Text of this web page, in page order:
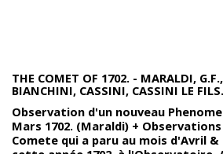
THE COMET OF 1702. - MARALDI,
BIANCHINI, CASSINI, CASSINI LE FILS.
Observation d'un nouveau
Mars 1702. (Maraldi) +
Comete qui a paru au mois d'Avril &